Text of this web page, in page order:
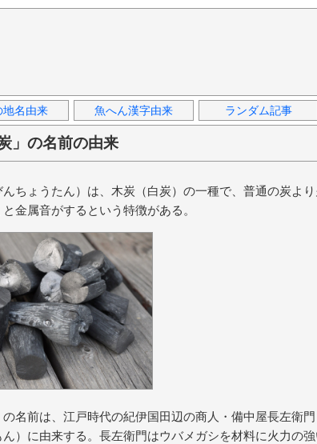
地名由来 魚へん漢字由来 ランダム記事
」の名前の由来
ちょうたん）は、木炭（白炭）の一種で、普通の炭よ
金属音がするという特徴がある。
の名前は、江戸時代の紀伊国田辺の商人・備中屋長左衛
ん）に由来する。長左衛門はウバメガシを材料に火力の